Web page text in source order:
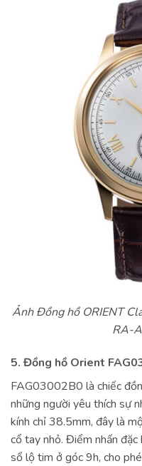
Ảnh Đồng hồ ORIENT
RA-
5. Đồng hồ Orient
FAG03002B0 là chiếc
những người yêu thích sự
kính chỉ 38.5mm, đây là
cổ tay nhỏ. Điểm nhấn
sổ lộ tim ở góc 9h, cho